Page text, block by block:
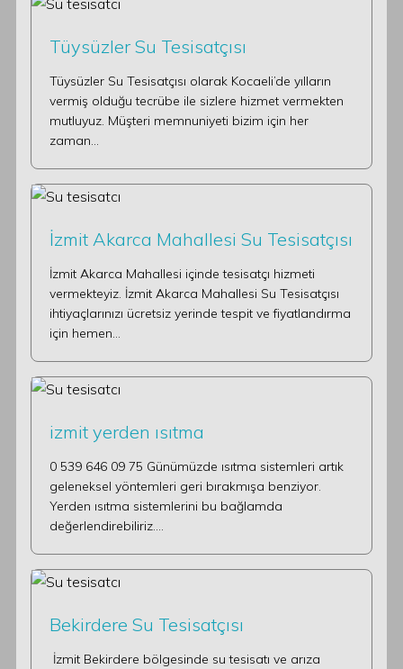
Tüysüzler Su Tesisatçısı
Tüysüzler Su Tesisatçısı olarak Kocaeli’de yılların
vermiş olduğu tecrübe ile sizlere hizmet vermekten
mutluyuz. Müşteri memnuniyeti bizim için her
zaman…
İzmit Akarca Mahallesi Su Tesisatçısı
İzmit Akarca Mahallesi içinde tesisatçı hizmeti
vermekteyiz. İzmit Akarca Mahallesi Su Tesisatçısı
ihtiyaçlarınızı ücretsiz yerinde tespit ve fiyatlandırma
için hemen…
izmit yerden ısıtma
0 539 646 09 75 Günümüzde ısıtma sistemleri artık
geleneksel yöntemleri geri bırakmışa benziyor.
Yerden ısıtma sistemlerini bu bağlamda
değerlendirebiliriz.…
Bekirdere Su Tesisatçısı
İzmit Bekirdere bölgesinde su tesisatı ve arıza